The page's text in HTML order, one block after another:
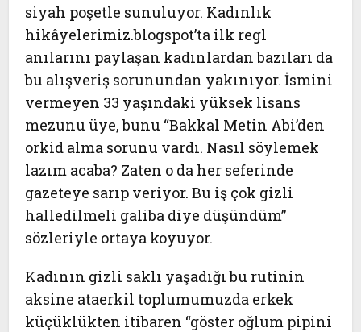
siyah poşetle sunuluyor. Kadınlık
hikâyelerimiz.blogspot’ta ilk regl
anılarını paylaşan kadınlardan bazıları da
bu alışveriş sorunundan yakınıyor. İsmini
vermeyen 33 yaşındaki yüksek lisans
mezunu üye, bunu “Bakkal Metin Abi’den
orkid alma sorunu vardı. Nasıl söylemek
lazım acaba? Zaten o da her seferinde
gazeteye sarıp veriyor. Bu iş çok gizli
halledilmeli galiba diye düşündüm”
sözleriyle ortaya koyuyor.
Kadının gizli saklı yaşadığı bu rutinin
aksine ataerkil toplumumuzda erkek
küçüklükten itibaren “göster oğlum pipini